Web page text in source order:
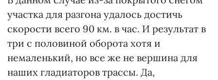
участка для разгона удалось достичь
скорости всего 90 км. в час. И результат в
три с половиной оборота хотя и
немаленький, но все же не вершина для
наших гладиаторов трассы. Да,